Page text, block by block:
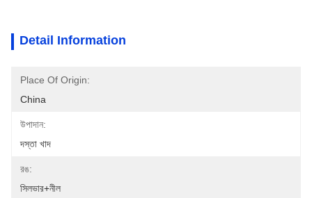
Detail Information
Place Of Origin:
China
উপাদান:
দস্তা খাদ
রঙ:
সিলভার+নীল